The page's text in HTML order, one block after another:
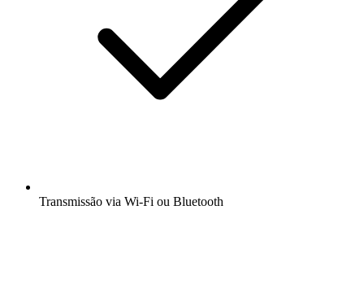
Transmissão via Wi-Fi ou Bluetooth